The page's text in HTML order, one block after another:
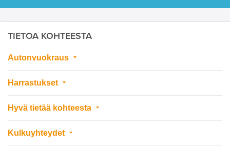
TIETOA KOHTEESTA
Autonvuokraus
Harrastukset
Hyvä tietää kohteesta
Kulkuyhteydet